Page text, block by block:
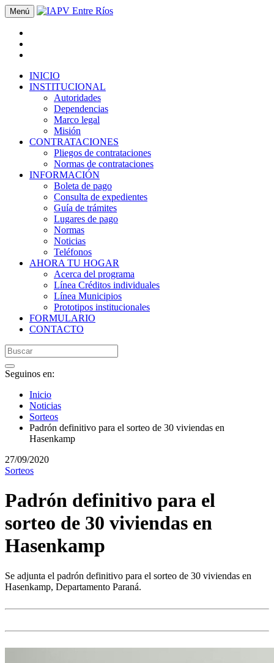
Menú
INICIO
INSTITUCIONAL
Autoridades
Dependencias
Marco legal
Misión
CONTRATACIONES
Pliegos de contrataciones
Normas de contrataciones
INFORMACIÓN
Boleta de pago
Consulta de expedientes
Guía de trámites
Lugares de pago
Normas
Noticias
Teléfonos
AHORA TU HOGAR
Acerca del programa
Línea Créditos individuales
Línea Municipios
Prototipos institucionales
FORMULARIO
CONTACTO
Seguinos en:
Inicio
Noticias
Sorteos
Padrón definitivo para el sorteo de 30 viviendas en
Hasenkamp
27/09/2020
Sorteos
Padrón definitivo para el
sorteo de 30 viviendas en
Hasenkamp
Se adjunta el padrón definitivo para el sorteo de 30 viviendas en
Hasenkamp, Departamento Paraná.